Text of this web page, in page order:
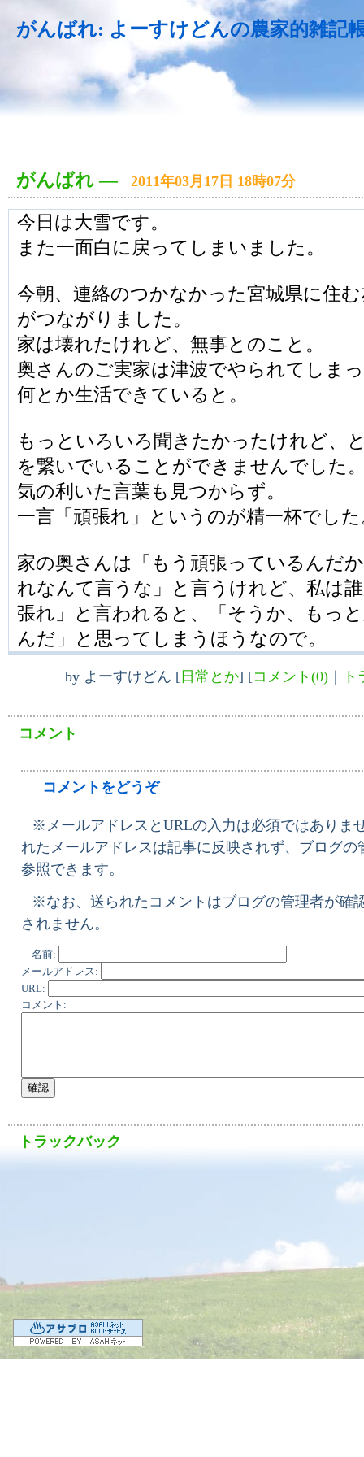
がんばれ: よーすけどんの農家的雑記
がんばれ ― 2011年03月17日 18時07分
今日は大雪です。
また一面白に戻ってしまいました。
今朝、連絡のつかなかった宮城県に住
がつながりました。
家は壊れたけれど、無事とのこと。
奥さんのご実家は津波でやられてしま
何とか生活できていると。
もっといろいろ聞きたかったけれど、
を繋いでいることができませんでした
気の利いた言葉も見つからず。
一言「頑張れ」というのが精一杯でし
家の奥さんは「もう頑張っているんだ
れなんて言うな」と言うけれど、私は
張れ」と言われると、「そうか、もっ
んだ」と思ってしまうほうなので。
by よーすけどん [ 日常とか] [コメント(0)
コメント
コメントをどうぞ
※メールアドレスとURLの入力は必須ではありま
れたメールアドレスは記事に反映されず、ブログの
参照できます。
※なお、送られたコメントはブログの管理者が確
されません。
名前:
メールアドレス:
URL:
コメント:
トラックバック